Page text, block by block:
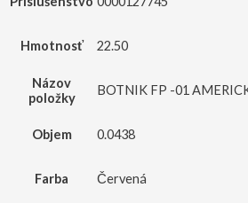
Hmotnosť 22.50
Názov
položky
BOTNIK FP -01
Objem 0.0438
Farba Červená